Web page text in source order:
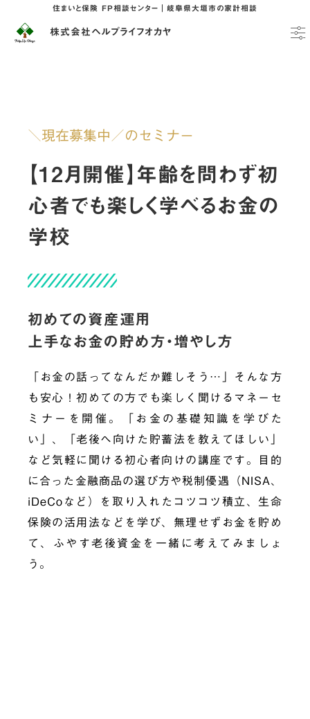
住まいと保険 FP相談センター｜岐阜県大垣市の家計相談
株式会社ヘルプライフオカヤ
＼現在募集中／のセミナー
【12月開催】年齢を問わず初
心者でも楽しく学べるお金の
学校
初めての資産運用
上手なお金の貯め方・増やし方
「お金の話ってなんだか難しそう…」そんな方
も安心！初めての方でも楽しく聞けるマネーセ
ミナーを開催。「お金の基礎知識を学びた
い」、「老後へ向けた貯蓄法を教えてほしい」
など気軽に聞ける初心者向けの講座です。目的
に合った金融商品の選び方や税制優遇（NISA、
iDeCoなど）を取り入れたコツコツ積立、生命
保険の活用法などを学び、無理せずお金を貯め
て、ふやす老後資金を一緒に考えてみましょ
う。